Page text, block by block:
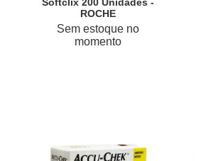
ROCHE
Sem estoque no
momento